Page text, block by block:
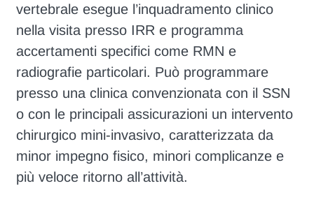
vertebrale esegue l’inquadramento clinico
nella visita presso IRR e programma
accertamenti specifici come RMN e
radiografie particolari. Può programmare
presso una clinica convenzionata con il SSN
o con le principali assicurazioni un intervento
chirurgico mini-invasivo, caratterizzata da
minor impegno fisico, minori complicanze e
più veloce ritorno all’attività.